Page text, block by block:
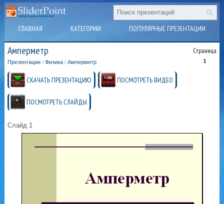
ГЛАВНАЯ КАТЕГОРИИ ПОПУЛЯРНЫЕ ПРЕЗЕНТАЦИИ
Амперметр Страница
1
Презентации /Физика /Амперметр
СКАЧАТЬ ПРЕЗЕНТАЦИЮ ПОСМОТРЕТЬ ВИДЕО
ПОСМОТРЕТЬ СЛАЙДЫ
Слайд 1